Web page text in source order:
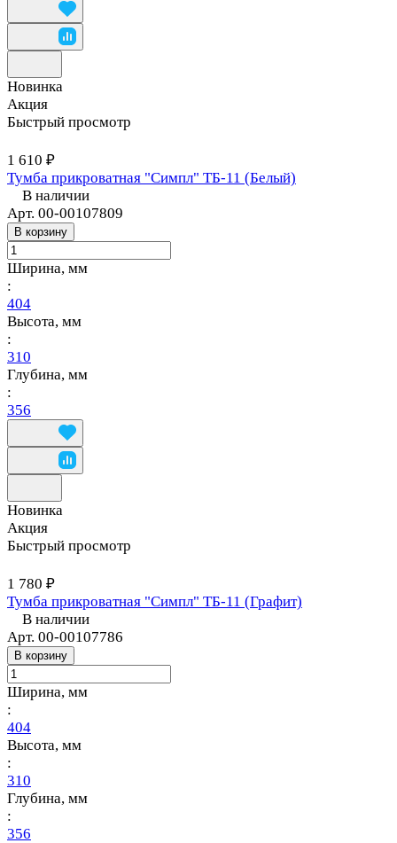
Новинка
Акция
Быстрый просмотр
1 610 ₽
Тумба прикроватная "Симпл" ТБ-11 (Белый)
В наличии
Арт. 00-00107809
В корзину
Ширина, мм
:
404
Высота, мм
:
310
Глубина, мм
:
356
Новинка
Акция
Быстрый просмотр
1 780 ₽
Тумба прикроватная "Симпл" ТБ-11 (Графит)
В наличии
Арт. 00-00107786
В корзину
Ширина, мм
:
404
Высота, мм
:
310
Глубина, мм
:
356